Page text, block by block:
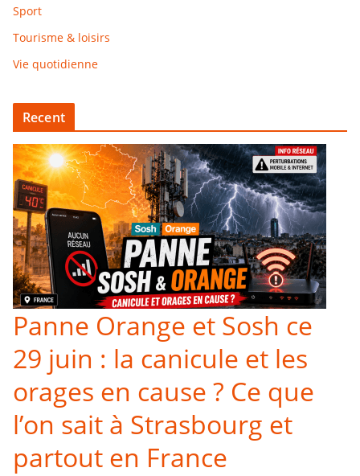
Sport
Tourisme & loisirs
Vie quotidienne
Recent
Panne Orange et Sosh ce
29 juin : la canicule et les
orages en cause ? Ce que
l’on sait à Strasbourg et
partout en France